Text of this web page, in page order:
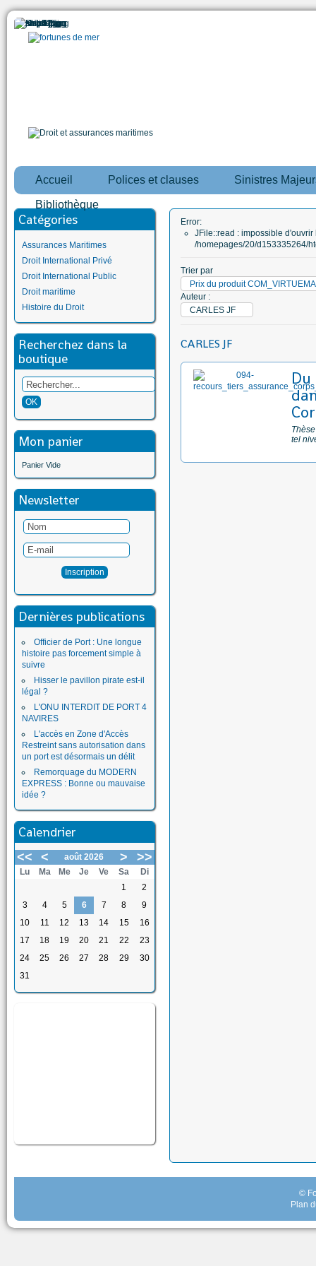
Accueil Polices et clauses Sinistres
Bibliothèque
Catégories
Assurances Maritimes
Droit International Privé
Droit International Public
Droit maritime
Histoire du Droit
Recherchez dans la
boutique
Mon panier
Panier Vide
Newsletter
Dernières publications
Officier de Port : Une longue
histoire pas forcement simple à
suivre
Hisser le pavillon pirate est-il
légal ?
L'ONU INTERDIT DE PORT 4
NAVIRES
L'accès en Zone d'Accès
Restreint sans autorisation dans
un port est désormais un délit
Remorquage du MODERN
EXPRESS : Bonne ou mauvaise
idée ?
Calendrier
<< < août 2026 > >>
Lu Ma Me Je Ve Sa
Di
1
2
3
4 5 6 7 8
9
10
11 12 13 14 15
16
17
18 19 20 21 22
23
24
25 26 27 28 29
30
31
Error:
JFile::read : impossible d'ouvrir
/homepages/20/d153335264/
Trier par
Prix du produit
Auteur :
CARLES JF
CARLES JF
tel
©
Plan